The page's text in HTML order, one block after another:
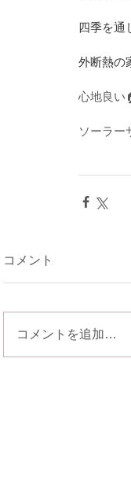
四季を通
外断熱の
心地良
ソーラ
コメント
コメントを追加…